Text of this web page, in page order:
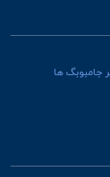
جامبوبگ ها